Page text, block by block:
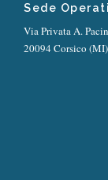
Sede
Via Privata A.
20094 Corsico (MI)